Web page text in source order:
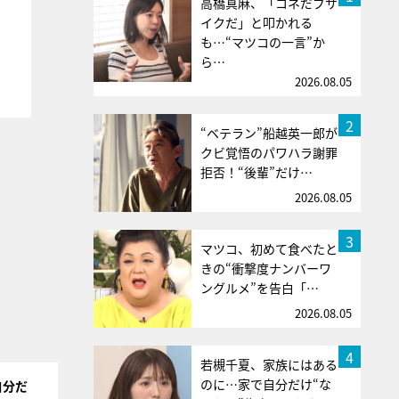
だ
イクだ」と叩かれる
も…“マツコの一言”か
ら…
2026.08.05
2
“ベテラン”船越英一郎が
クビ覚悟のパワハラ謝罪
拒否！“後輩”だけ…
2026.08.05
3
マツコ、初めて食べたと
きの“衝撃度ナンバーワ
ングルメ”を告白「…
2026.08.05
4
若槻千夏、家族にはある
のに…家で自分だけ“な